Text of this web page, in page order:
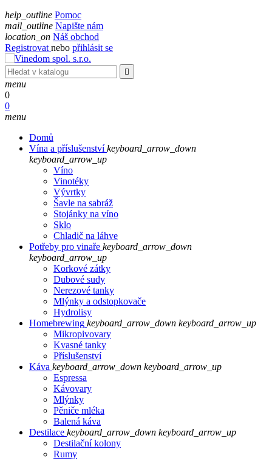
help_outline Pomoc
mail_outline Napište nám
location_on Náš obchod
Registrovat nebo přihlásit se

menu
0
0
menu
Domů
Vína a příslušenství keyboard_arrow_down
keyboard_arrow_up
Víno
Vinotéky
Vývrtky
Šavle na sabráž
Stojánky na víno
Sklo
Chladič na láhve
Potřeby pro vinaře keyboard_arrow_down
keyboard_arrow_up
Korkové zátky
Dubové sudy
Nerezové tanky
Mlýnky a odstopkovače
Hydrolisy
Homebrewing keyboard_arrow_down keyboard_arrow_up
Mikropivovary
Kvasné tanky
Příslušenství
Káva keyboard_arrow_down keyboard_arrow_up
Espressa
Kávovary
Mlýnky
Pěniče mléka
Balená káva
Destilace keyboard_arrow_down keyboard_arrow_up
Destilační kolony
Rumy